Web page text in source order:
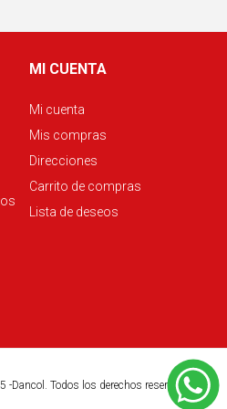
MI CUENTA
Mi cuenta
Mis compras
Direcciones
Carrito de compras
Lista de deseos
Dancol. Todos los derechos reservados.